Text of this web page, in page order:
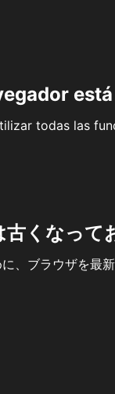
todas las
くなって
、ブラウザを最新